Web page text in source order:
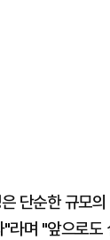
단순한 규모의
며 "앞으로도